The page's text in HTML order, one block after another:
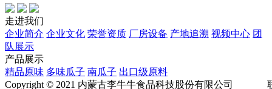
走进我们
企业简介 企业文化 荣誉资质 厂房设备 产地追溯 视频中心 团
队展示
产品展示
精品原味 多味瓜子 南瓜子 出口级原料
Copyright ©️ 2021 内蒙古李牛牛食品科技股份有限公司